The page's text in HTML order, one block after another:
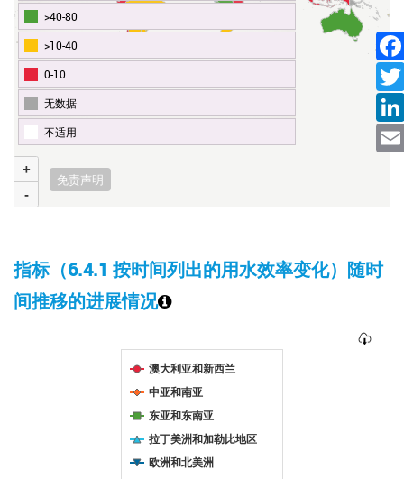
+
-
免责声明
>40-80
>10-40
0-10
无数据
不适用
指标（6.4.1 按时间列出的用水效率变化）随时
间推移的进展情况
澳大利亚和新西兰
中亚和南亚
东亚和东南亚
拉丁美洲和加勒比地区
欧洲和北美洲